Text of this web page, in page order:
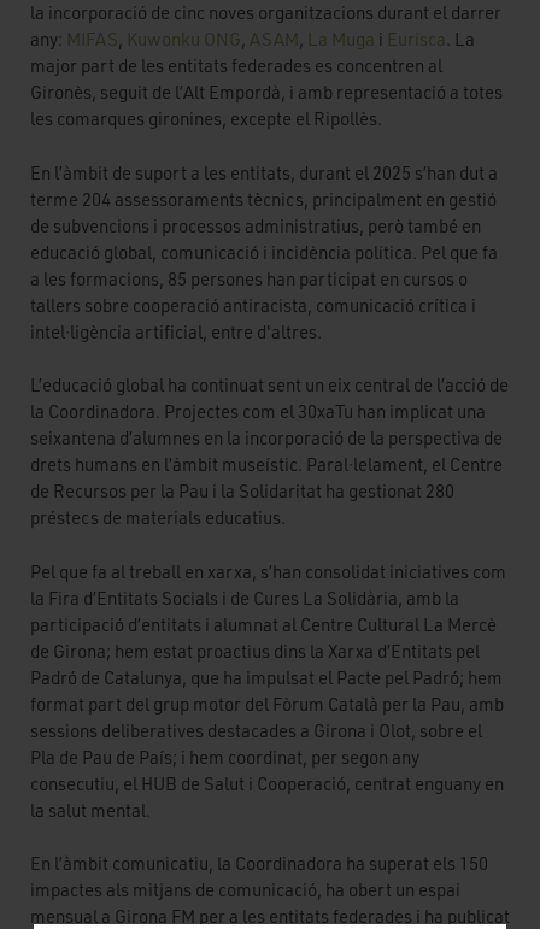
la incorporació de cinc noves organitzacions durant el darrer
any: MIFAS, Kuwonku ONG, ASAM, La Muga i Eurisca . La
major part de les entitats federades es concentren al
Gironès, seguit de l’Alt Empordà, i amb representació a totes
les comarques gironines, excepte el Ripollès.
En l’àmbit de suport a les entitats, durant el 2025 s’han dut a
terme 204 assessoraments tècnics, principalment en gestió
de subvencions i processos administratius, però també en
educació global, comunicació i incidència política. Pel que fa
a les formacions, 85 persones han participat en cursos o
tallers sobre cooperació antiracista, comunicació crítica i
intel·ligència artificial, entre d'altres.
L’educació global ha continuat sent un eix central de l’acció de
la Coordinadora. Projectes com el 30xaTu han implicat una
seixantena d’alumnes en la incorporació de la perspectiva de
drets humans en l’àmbit museístic. Paral·lelament, el Centre
de Recursos per la Pau i la Solidaritat ha gestionat 280
préstecs de materials educatius.
Pel que fa al treball en xarxa, s’han consolidat iniciatives com
la Fira d’Entitats Socials i de Cures La Solidària, amb la
participació d’entitats i alumnat al Centre Cultural La Mercè
de Girona; hem estat proactius dins la Xarxa d’Entitats pel
Padró de Catalunya, que ha impulsat el Pacte pel Padró; hem
format part del grup motor del Fòrum Català per la Pau, amb
sessions deliberatives destacades a Girona i Olot, sobre el
Pla de Pau de País; i hem coordinat, per segon any
consecutiu, el HUB de Salut i Cooperació, centrat enguany en
la salut mental.
En l’àmbit comunicatiu, la Coordinadora ha superat els 150
impactes als mitjans de comunicació, ha obert un espai
mensual a Girona FM per a les entitats federades i ha publicat